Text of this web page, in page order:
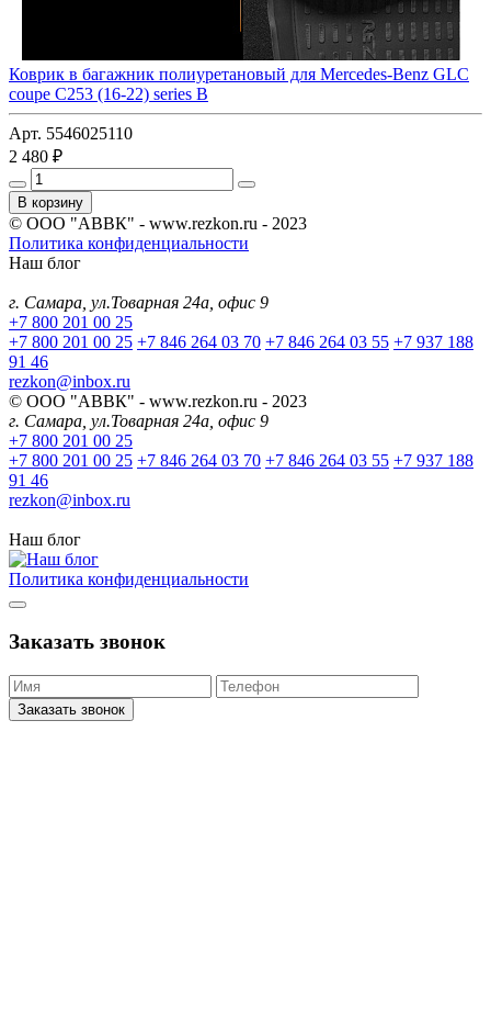
Коврик в багажник полиуретановый для Mercedes-Benz GLC
coupe C253 (16-22) series B
Арт. 5546025110
2 480 ₽
В корзину
© ООО "АВВК" - www.rezkon.ru - 2023
Политика конфиденциальности
Наш блог
г. Самара, ул.Товарная 24а, офис 9
+7 800 201 00 25
+7 800 201 00 25 +7 846 264 03 70 +7 846 264 03 55 +7 937 188
91 46
rezkon@inbox.ru
© ООО "АВВК" - www.rezkon.ru - 2023
г. Самара, ул.Товарная 24а, офис 9
+7 800 201 00 25
+7 800 201 00 25 +7 846 264 03 70 +7 846 264 03 55 +7 937 188
91 46
rezkon@inbox.ru
Наш блог
Политика конфиденциальности
Заказать звонок
Заказать звонок